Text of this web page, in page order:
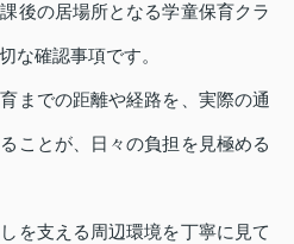
後の居場所となる学童保育クラ
な確認事項です。
までの距離や経路を、実際の通
ことが、日々の負担を見極める
を支える周辺環境を丁寧に見て